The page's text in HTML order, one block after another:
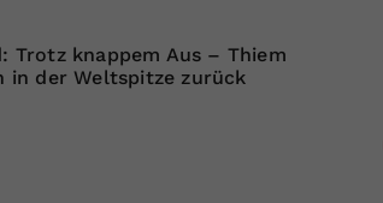
Trotz knappem Aus – Thiem
in der Weltspitze zurück